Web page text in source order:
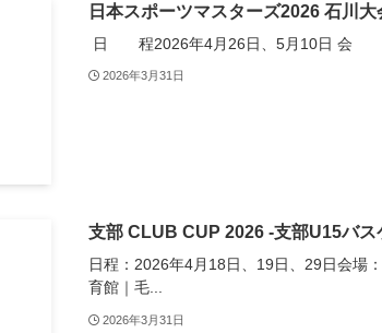
日本スポーツマスターズ2026 石川
日 程2026年4月26日、5月10日 会 場
2026年3月31日
支部 CLUB CUP 2026 -支部U15バス
日程：2026年4月18日、19日、29日会場
育館｜毛...
2026年3月31日